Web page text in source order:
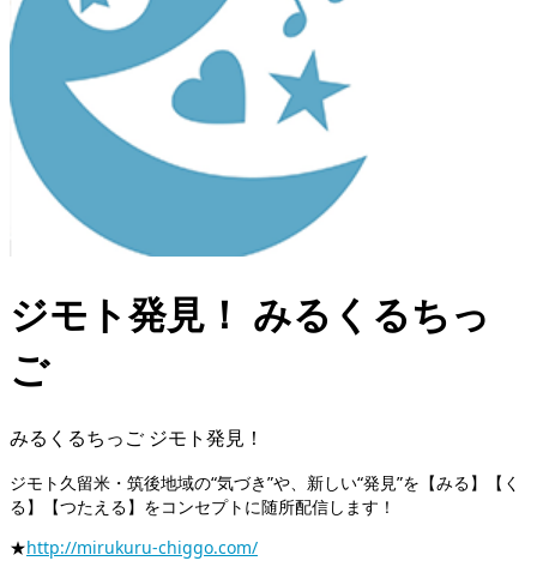
ジモト発見！ みるくるちっ
ご
みるくるちっご ジモト発見！
ジモト久留米・筑後地域の“気づき”や、新しい“発見”を【みる】【く
る】【つたえる】をコンセプトに随所配信します！
★http://mirukuru-chiggo.com/